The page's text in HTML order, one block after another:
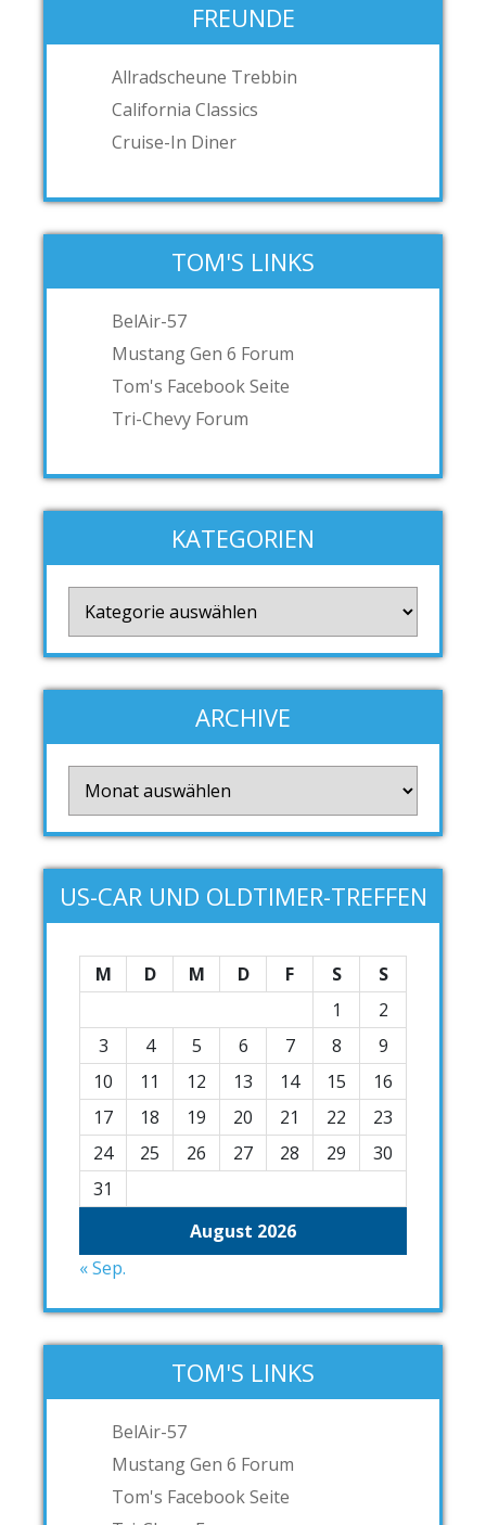
FREUNDE
Allradscheune Trebbin
California Classics
Cruise-In Diner
TOM'S LINKS
BelAir-57
Mustang Gen 6 Forum
Tom's Facebook Seite
Tri-Chevy Forum
KATEGORIEN
ARCHIVE
US-CAR UND OLDTIMER-TREFFEN
August 2026
M D M D F S
S
1
2
3
4 5 6 7 8
9
10
11 12 13 14 15
16
17
18 19 20 21 22
23
24
25 26 27 28 29
30
31
« Sep.
TOM'S LINKS
BelAir-57
Mustang Gen 6 Forum
Tom's Facebook Seite